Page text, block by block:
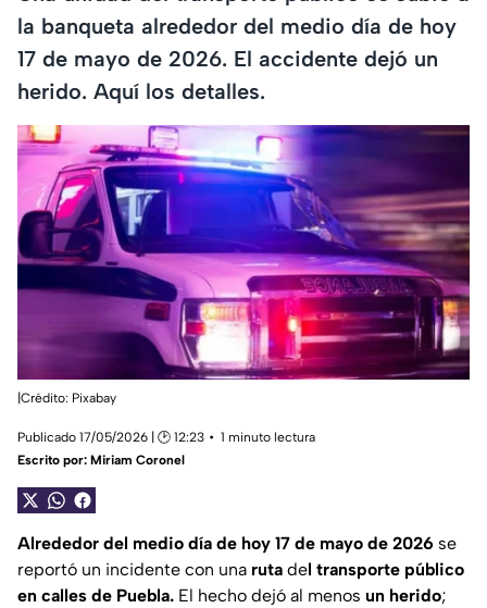
la banqueta alrededor del medio día de hoy
17 de mayo de 2026. El accidente dejó un
herido. Aquí los detalles.
|Crédito: Pixabay
Publicado 17/05/2026 | 🕑 12:23
1 minuto lectura
Escrito por: Miriam Coronel
Alrededor del medio día de hoy 17 de mayo de 2026 se
reportó un incidente con una ruta del transporte público
en calles de Puebla. El hecho dejó al menos un herido;